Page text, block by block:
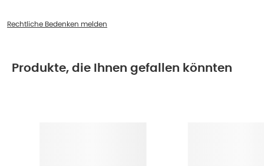
Rechtliche Bedenken melden
Produkte, die Ihnen gefallen könnten